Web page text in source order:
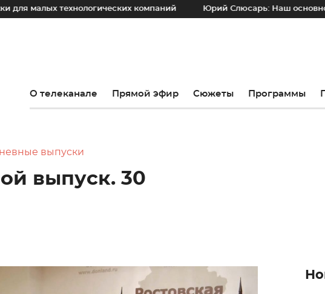
технологических компаний Юрий Слюсарь: Наш основной
О телеканале Прямой эфир Сюжеты Программы
выпуски
выпуск. 30